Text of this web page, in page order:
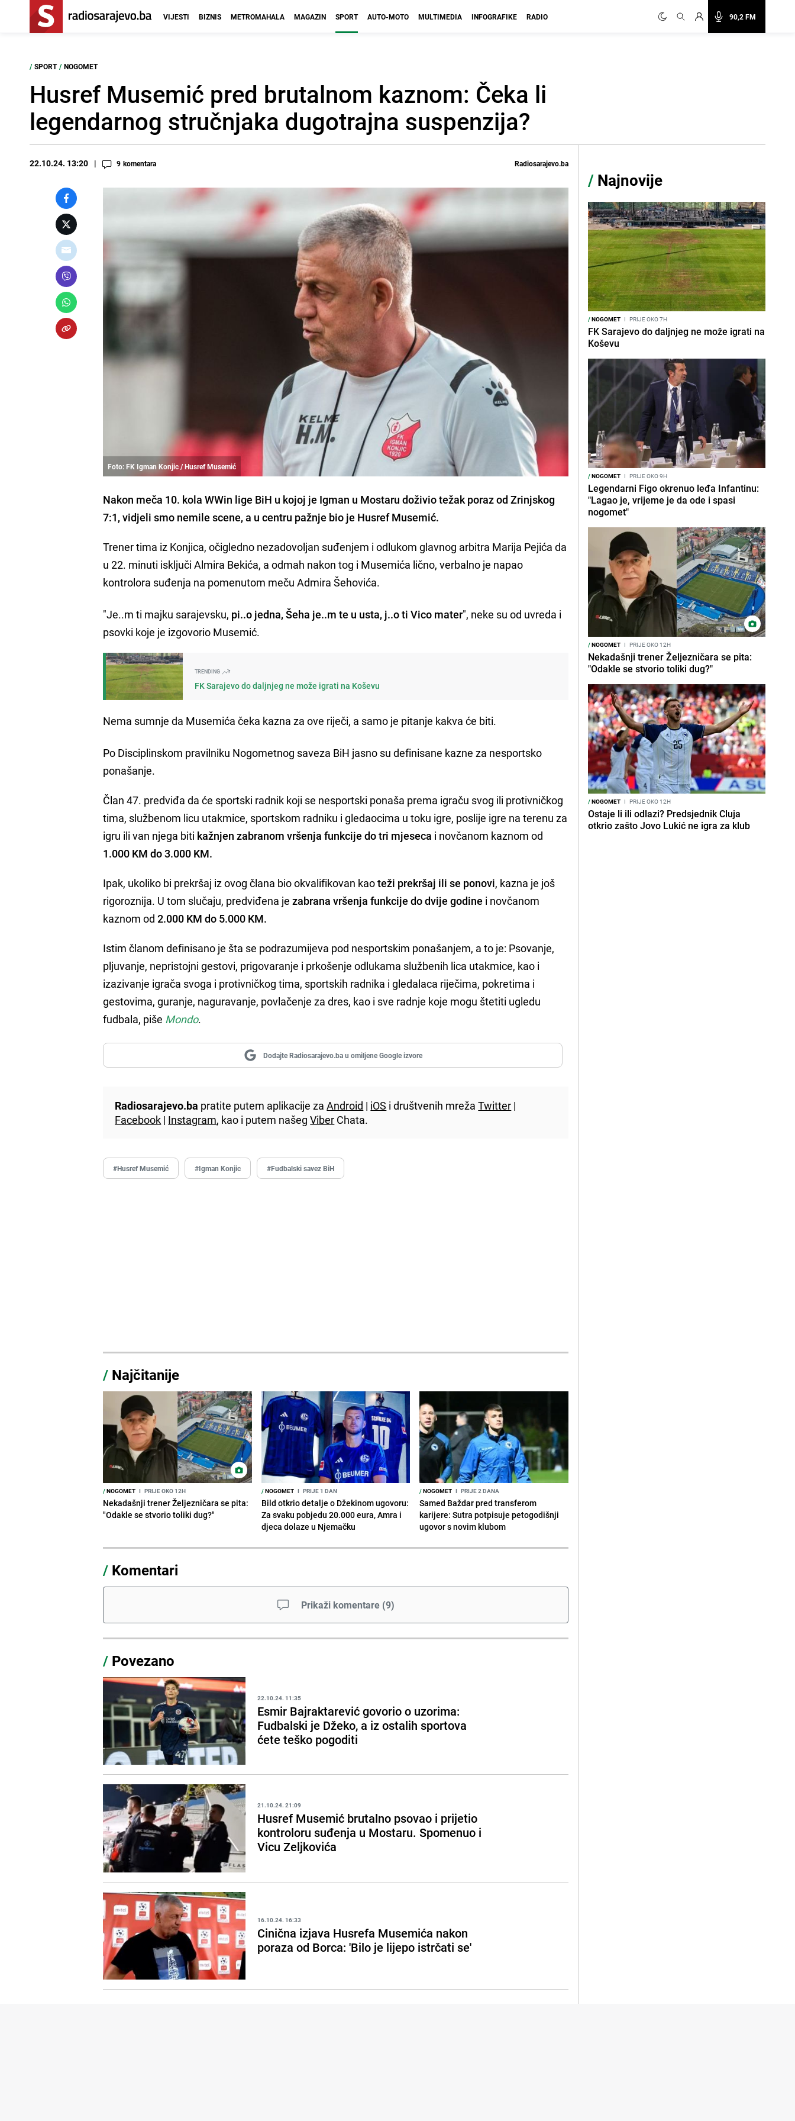
90,2 FM
VIJESTI BIZNIS METROMAHALA MAGAZIN SPORT AUTO-MOTO MULTIMEDIA INFOGRAFIKE RADIO
/ SPORT / NOGOMET
Husref Musemić pred brutalnom kaznom: Čeka li
legendarnog stručnjaka dugotrajna suspenzija?
22.10.24. 13:20 9 komentara Radiosarajevo.ba
Foto: FK Igman Konjic / Husref Musemić
Nakon meča 10. kola WWin lige BiH u kojoj je Igman u Mostaru doživio težak poraz od Zrinjskog
7:1, vidjeli smo nemile scene, a u centru pažnje bio je Husref Musemić.
Trener tima iz Konjica, očigledno nezadovoljan suđenjem i odlukom glavnog arbitra Marija Pejića da
u 22. minuti isključi Almira Bekića, a odmah nakon tog i Musemića lično, verbalno je napao
kontrolora suđenja na pomenutom meču Admira Šehovića.
"Je..m ti majku sarajevsku, pi..o jedna, Šeha je..m te u usta, j..o ti Vico mater", neke su od uvreda i
psovki koje je izgovorio Musemić.
TRENDING
FK Sarajevo do daljnjeg ne može igrati na Koševu
Nema sumnje da Musemića čeka kazna za ove riječi, a samo je pitanje kakva će biti.
Po Disciplinskom pravilniku Nogometnog saveza BiH jasno su definisane kazne za nesportsko
ponašanje.
Član 47. predviđa da će sportski radnik koji se nesportski ponaša prema igraču svog ili protivničkog
tima, službenom licu utakmice, sportskom radniku i gledaocima u toku igre, poslije igre na terenu za
igru ili van njega biti kažnjen zabranom vršenja funkcije do tri mjeseca i novčanom kaznom od
1.000 KM do 3.000 KM.
Ipak, ukoliko bi prekršaj iz ovog člana bio okvalifikovan kaoteži prekršaj ili se ponovi, kazna je još
rigoroznija. U tom slučaju, predviđena jezabrana vršenja funkcije do dvije godine i novčanom
kaznom od 2.000 KM do 5.000 KM.
Istim članom definisano je šta se podrazumijeva pod nesportskim ponašanjem, a to je: Psovanje,
pljuvanje, nepristojni gestovi, prigovaranje i prkošenje odlukama službenih lica utakmice, kao i
izazivanje igrača svoga i protivničkog tima, sportskih radnika i gledalaca riječima, pokretima i
gestovima, guranje, naguravanje, povlačenje za dres, kao i sve radnje koje mogu štetiti ugledu
fudbala, piše Mondo.
Dodajte Radiosarajevo.ba u omiljene Google izvore
Radiosarajevo.ba pratite putem aplikacije zaAndroid | iOS i društvenih mrežaTwitter |
Facebook | Instagram, kao i putem našegViber Chata.
#Husref Musemić #Igman Konjic #Fudbalski savez BiH
/ Najčitanije
/NOGOMET I PRIJE OKO 12H
Nekadašnji trener Željezničara se pita:
"Odakle se stvorio toliki dug?"
/NOGOMET I PRIJE 1 DAN
Bild otkrio detalje o Džekinom ugovoru:
Za svaku pobjedu 20.000 eura, Amra i
djeca dolaze u Njemačku
/NOGOMET I PRIJE 2 DANA
Samed Baždar pred transferom
karijere: Sutra potpisuje petogodišnji
ugovor s novim klubom
/ Komentari
Prikaži komentare (9)
/ Povezano
22.10.24. 11:35
Esmir Bajraktarević govorio o uzorima:
Fudbalski je Džeko, a iz ostalih sportova
ćete teško pogoditi
21.10.24. 21:09
Husref Musemić brutalno psovao i prijetio
kontroloru suđenja u Mostaru. Spomenuo i
Vicu Zeljkovića
16.10.24. 16:33
Cinična izjava Husrefa Musemića nakon
poraza od Borca: 'Bilo je lijepo istrčati se'
/ Najnovije
/NOGOMET I PRIJE OKO 7H
FK Sarajevo do daljnjeg ne može igrati na
Koševu
/NOGOMET I PRIJE OKO 9H
Legendarni Figo okrenuo leđa Infantinu:
"Lagao je, vrijeme je da ode i spasi
nogomet"
/NOGOMET I PRIJE OKO 12H
Nekadašnji trener Željezničara se pita:
"Odakle se stvorio toliki dug?"
/NOGOMET I PRIJE OKO 12H
Ostaje li ili odlazi? Predsjednik Cluja
otkrio zašto Jovo Lukić ne igra za klub